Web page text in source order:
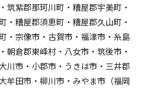
筑紫郡那珂川町・糟屋郡宇美町・
・糟屋郡須恵町・糟屋郡久山町・
・宗像市・古賀市・福津市・糸島
朝倉郡東峰村・八女市・筑後市・
川市・小郡市・うきは市・三井郡
牟田市・柳川市・みやま市（福岡